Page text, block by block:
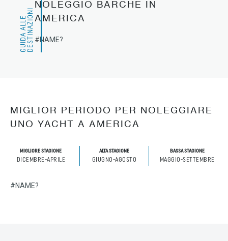
G
U
I
D
A
A
L
L
E
D
E
S
T
I
N
A
Z
I
O
NI
NOLEGGIO BARCHE IN
AMERICA
#NAME?
MIGLIOR PERIODO PER NOLEGGIARE
UNO YACHT A AMERICA
MIGLIORE STAGIONE
DICEMBRE-APRILE
ALTA STAGIONE
GIUGNO-AGOSTO
BASSA STAGIONE
MAGGIO-SETTEMBRE
#NAME?